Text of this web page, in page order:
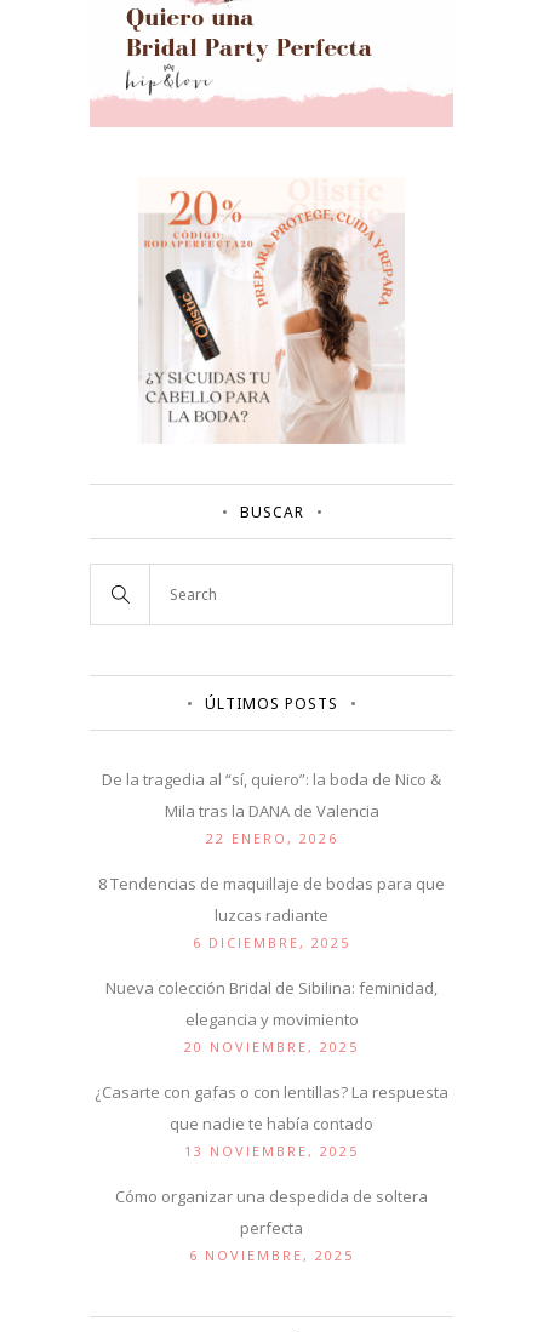
BUSCAR
ÚLTIMOS POSTS
De la tragedia al “sí, quiero”: la boda de Nico &
Mila tras la DANA de Valencia
22 ENERO, 2026
8 Tendencias de maquillaje de bodas para que
luzcas radiante
6 DICIEMBRE, 2025
Nueva colección Bridal de Sibilina: feminidad,
elegancia y movimiento
20 NOVIEMBRE, 2025
¿Casarte con gafas o con lentillas? La respuesta
que nadie te había contado
13 NOVIEMBRE, 2025
Cómo organizar una despedida de soltera
perfecta
6 NOVIEMBRE, 2025